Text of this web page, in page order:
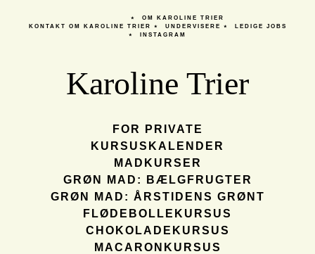
KONTAKT
OM KAROLINE TRIER
OM KAROLINE TRIER
UNDERVISERE
LEDIGE JOBS
INSTAGRAM
Karoline Trier
FOR PRIVATE
KURSUSKALENDER
MADKURSER
GRØN MAD: BÆLGFRUGTER
GRØN MAD: ÅRSTIDENS GRØNT
FLØDEBOLLEKURSUS
CHOKOLADEKURSUS
MACARONKURSUS